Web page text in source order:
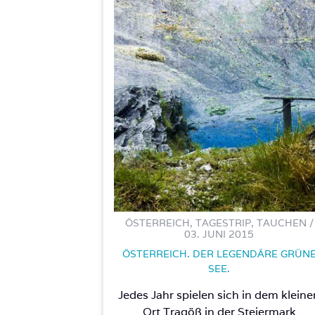
ÖSTERREICH, TAGESTRIP, TAUCHEN /
03. JUNI 2015
ÖSTERREICH. DER LEGENDÄRE
SEE.
Jedes Jahr spielen sich in dem
Ort Tragöß in der Steiermark